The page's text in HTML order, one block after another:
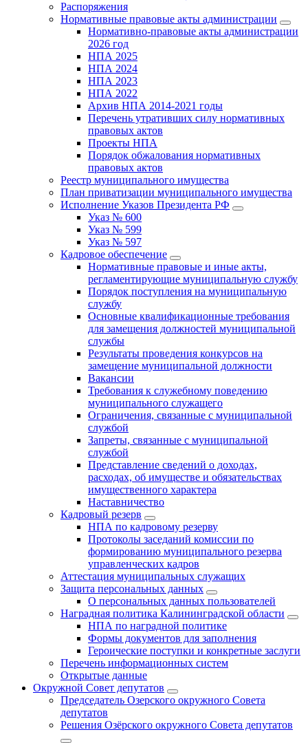
Распоряжения
Нормативные правовые акты администрации
Нормативно-правовые акты администрации
2026 год
НПА 2025
НПА 2024
НПА 2023
НПА 2022
Архив НПА 2014-2021 годы
Перечень утративших силу нормативных
правовых актов
Проекты НПА
Порядок обжалования нормативных
правовых актов
Реестр муниципального имущества
План приватизации муниципального имущества
Исполнение Указов Президента РФ
Указ № 600
Указ № 599
Указ № 597
Кадровое обеспечение
Нормативные правовые и иные акты,
регламентирующие муниципальную службу
Порядок поступления на муниципальную
службу
Основные квалификационные требования
для замещения должностей муниципальной
службы
Результаты проведения конкурсов на
замещение муниципальной должности
Вакансии
Требования к служебному поведению
муниципального служащего
Ограничения, связанные с муниципальной
службой
Запреты, связанные с муниципальной
службой
Представление сведений о доходах,
расходах, об имуществе и обязательствах
имущественного характера
Наставничество
Кадровый резерв
НПА по кадровому резерву
Протоколы заседаний комиссии по
формированию муниципального резерва
управленческих кадров
Аттестация муниципальных служащих
Защита персональных данных
О персональных данных пользователей
Наградная политика Калининградской области
НПА по наградной политике
Формы документов для заполнения
Героические поступки и конкретные заслуги
Перечень информационных систем
Открытые данные
Окружной Совет депутатов
Председатель Озерского окружного Совета
депутатов
Решения Озёрского окружного Совета депутатов